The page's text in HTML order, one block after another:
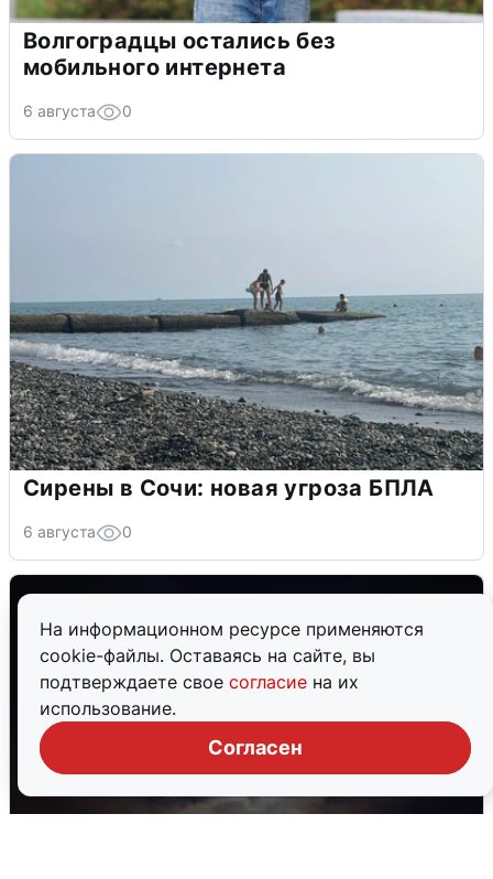
На информационном ресурсе применяются
cookie-файлы. Оставаясь на сайте, вы
подтверждаете свое согласие на их
использование.
Согласен
Волгоградцы остались без
мобильного интернета
6 августа 0
Сирены в Сочи: новая угроза БПЛА
6 августа 0